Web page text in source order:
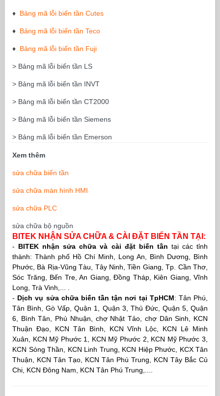
♦ Bảng mã lỗi biến tần Cutes
♦ Bảng mã lỗi biến tần Teco
♦ Bảng mã lỗi biến tần Fuji
> Bảng mã lỗi biến tần LS
> Bảng mã lỗi biến tần INVT
> Bảng mã lỗi biến tần CT2000
> Bảng mã lỗi biến tần Siemens
> Bảng mã lỗi biến tần Emerson
Xem thêm
sửa chữa biến tần
sửa chữa màn hình HMI
sửa chữa PLC
sửa chữa bộ nguồn
BITEK NHẬN SỬA CHỮA & CÀI ĐẶT BIẾN TẦN TẠI:
- BITEK nhận sửa chữa và cài đặt biến tần tại các tỉnh
thành: Thành phố Hồ Chí Minh, Long An, Bình Dương, Bình
Phước, Bà Rịa-Vũng Tàu, Tây Ninh, Tiền Giang, Tp. Cần Thơ,
Sóc Trăng, Bến Tre, An Giang, Đồng Tháp, Kiên Giang, Vĩnh
Long, Trà Vinh,... .
- Dịch vụ sửa chữa biến tần tận nơi tại TpHCM: Tân Phú,
Tân Bình, Gò Vấp, Quận 1, Quận 3, Thủ Đức, Quận 5, Quận
6, Bình Tân, Phú Nhuận, chợ Nhật Tảo, chợ Dân Sinh, KCN
Thuận Đạo, KCN Tân Bình, KCN Vĩnh Lộc, KCN Lê Minh
Xuân, KCN Mỹ Phước 1, KCN Mỹ Phước 2, KCN Mỹ Phước 3,
KCN Sóng Thần, KCN Linh Trung, KCN Hiệp Phước, KCX Tân
Thuận, KCN Tân Tạo, KCN Tân Phú Trung, KCN Tây Bắc Củ
Chi, KCN Đông Nam, KCN Tân Phú Trung,....